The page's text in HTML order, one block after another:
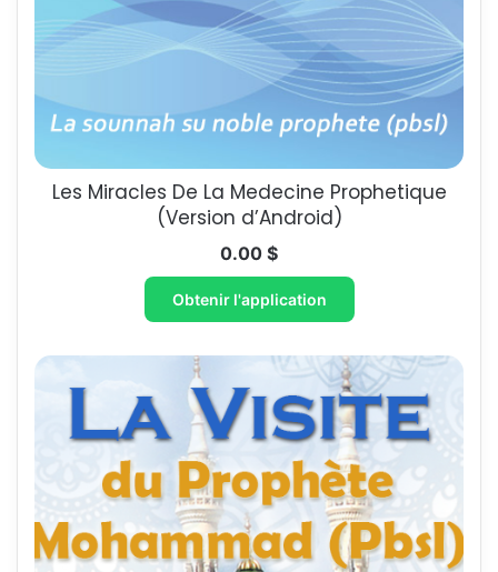
Les Miracles De La Medecine Prophetique​
(Version d’Android)
0.00 $
Obtenir l'application